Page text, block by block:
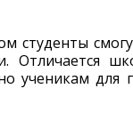
студенты
Отличается
ученикам для